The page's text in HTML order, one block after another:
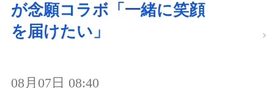
が念願コラボ「一緒に笑顔
を届けたい」
08月07日 08:40